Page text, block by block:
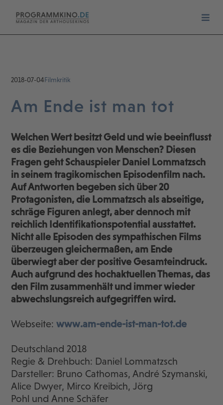
2018-07-04Filmkritik
Am Ende ist man tot
Welchen Wert besitzt Geld und wie beeinflusst
es die Beziehungen von Menschen? Diesen
Fragen geht Schauspieler Daniel Lommatzsch
in seinem tragikomischen Episodenfilm nach.
Auf Antworten begeben sich über 20
Protagonisten, die Lommatzsch als abseitige,
schräge Figuren anlegt, aber dennoch mit
reichlich Identifikationspotential ausstattet.
Nicht alle Episoden des sympathischen Films
überzeugen gleichermaßen, am Ende
überwiegt aber der positive Gesamteindruck.
Auch aufgrund des hochaktuellen Themas, das
den Film zusammenhält und immer wieder
abwechslungsreich aufgegriffen wird.
Webseite:www.am-ende-ist-man-tot.de
Deutschland 2018
Regie & Drehbuch: Daniel Lommatzsch
Darsteller: Bruno Cathomas, André Szymanski,
Alice Dwyer, Mirco Kreibich, Jörg
Pohl und Anne Schäfer